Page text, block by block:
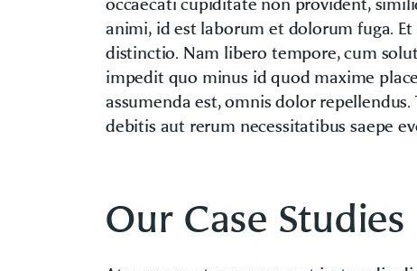
animi, id est laborum et dolorum fuga.
distinctio. Nam libero tempore, cum
impedit quo minus id quod maxime
assumenda est, omnis dolor
debitis aut rerum necessitatibus saepe
Our Case Studies